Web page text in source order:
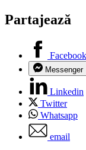
Partajează
Facebook
Messenger
Linkedin
Twitter
Whatsapp
email